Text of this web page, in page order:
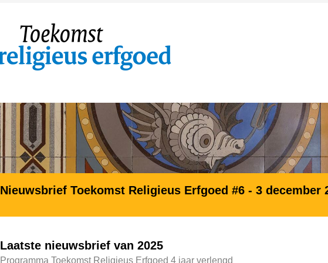
Nieuwsbrief Toekomst Religieus Erfgoed #6 - 3 december
Laatste nieuwsbrief van 2025
Programma Toekomst Religieus Erfgoed 4 jaar verlengd